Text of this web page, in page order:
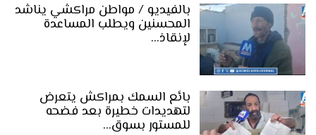
بالفيديو / مواطن مراكشي يناشد
المحسنين ويطلب المساعدة
لإنقاذ…
بائع السمك بمراكش يتعرض
لتهديدات خطيرة بعد فضحه
للمستور بسوق…